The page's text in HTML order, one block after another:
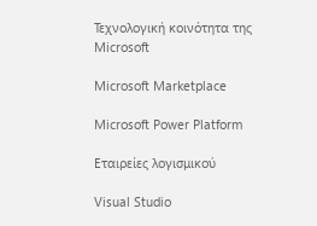
Τεχνολογική κοινότητα της
Microsoft
Microsoft Marketplace
Microsoft Power Platform
Εταιρείες λογισμικού
Visual Studio